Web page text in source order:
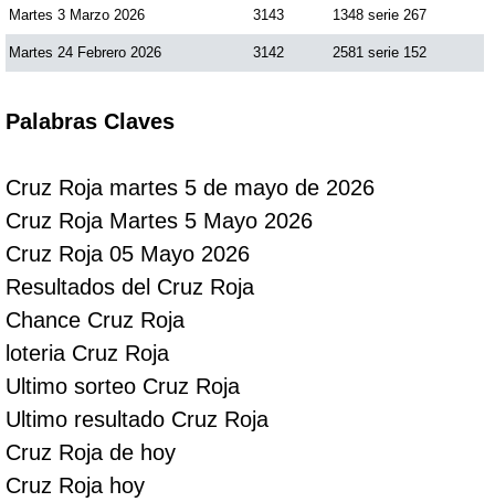
Martes 3 Marzo 2026 3143 1348 serie 267
Martes 24 Febrero 2026 3142 2581 serie 152
Palabras Claves
Cruz Roja martes 5 de mayo de 2026
Cruz Roja Martes 5 Mayo 2026
Cruz Roja 05 Mayo 2026
Resultados del Cruz Roja
Chance Cruz Roja
loteria Cruz Roja
Ultimo sorteo Cruz Roja
Ultimo resultado Cruz Roja
Cruz Roja de hoy
Cruz Roja hoy